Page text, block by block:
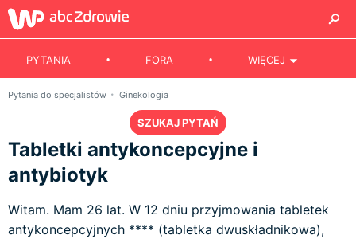
PYTANIA FORA WIĘCEJ
Pytania do specjalistów Ginekologia
SZUKAJ PYTAŃ
Tabletki antykoncepcyjne i
antybiotyk
Witam. Mam 26 lat. W 12 dniu przyjmowania tabletek
antykoncepcyjnych **** (tabletka dwuskładnikowa),